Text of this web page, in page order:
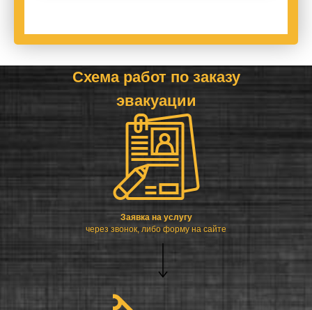
Заявка на услугу
через звонок, либо форму на сайте
Схема работ по заказу
эвакуации